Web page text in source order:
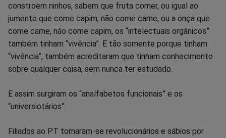
constroem ninhos, sabem que fruta comer, ou igual ao
jumento que come capim, não come carne, ou a onça que
come carne, não come capim, os “intelectuais orgânicos”
também tinham “vivência”. E tão somente porque tinham
“vivência”, também acreditaram que tinham conhecimento
sobre qualquer coisa, sem nunca ter estudado.
E assim surgiram os “analfabetos funcionais” e os
“universiotários”.
Filiados ao PT tornaram-se revolucionários e sábios por